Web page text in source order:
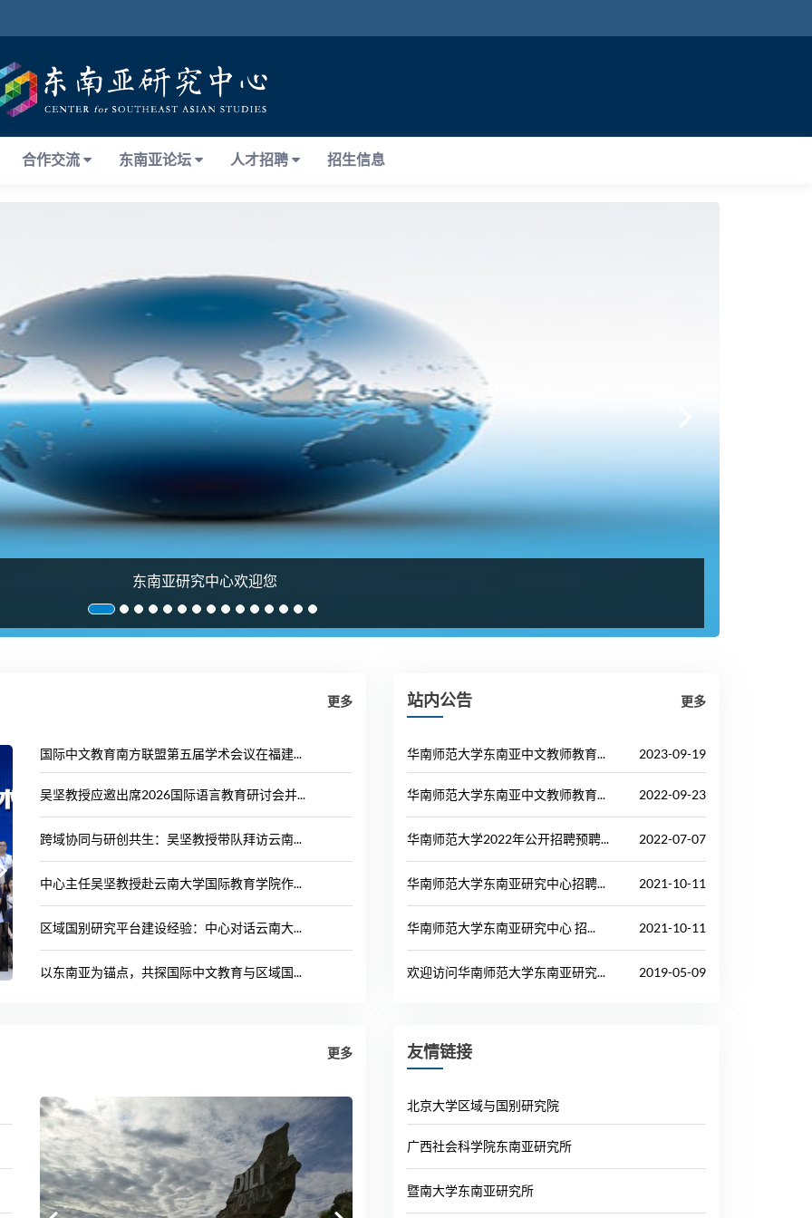
合作交流 东南亚论坛 人才招聘 招生信息
东南亚研究中心欢迎您
更多
国际中文教育南方联盟第五届学术会议在福建...
吴坚教授应邀出席2026国际语言教育研讨会并...
跨域协同与研创共生：吴坚教授带队拜访云南...
中心主任吴坚教授赴云南大学国际教育学院作...
区域国别研究平台建设经验：中心对话云南大...
以东南亚为锚点，共探国际中文教育与区域国...
站内公告 更多
华南师范大学东南亚中文教师教育... 2023-09-19
华南师范大学东南亚中文教师教育... 2022-09-23
华南师范大学2022年公开招聘预聘... 2022-07-07
华南师范大学东南亚研究中心招聘... 2021-10-11
华南师范大学东南亚研究中心 招... 2021-10-11
欢迎访问华南师范大学东南亚研究... 2019-05-09
更多 友情链接
北京大学区域与国别研究院
广西社会科学院东南亚研究所
暨南大学东南亚研究所